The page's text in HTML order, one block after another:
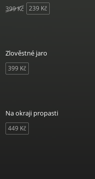
239 Kč
399 Kč
Zlověstné jaro
399 Kč
Na okraji propasti
449 Kč